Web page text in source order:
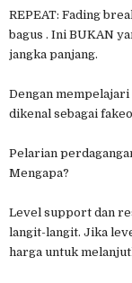
REPEAT: Fading
bagus . Ini BUKAN
jangka panjang.
Dengan
dikenal sebagai
Pelarian
Mengapa?
Level support dan
langit-langit. Jika
harga untuk